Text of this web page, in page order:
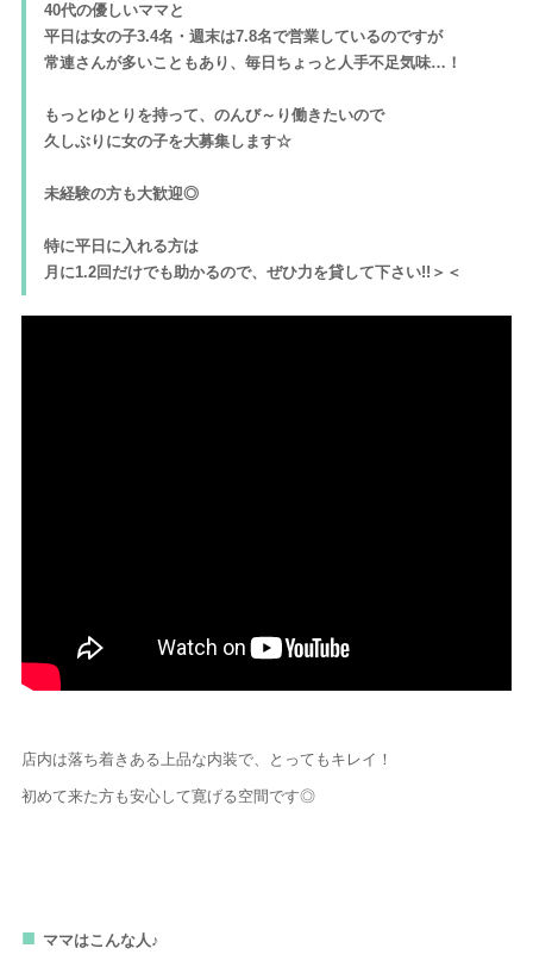
40代の優しいママと
平日は女の子3.4名・週末は7.8名で営業しているのですが
常連さんが多いこともあり、毎日ちょっと人手不足気味…！
もっとゆとりを持って、のんび～り働きたいので
久しぶりに女の子を大募集します☆
未経験の方も大歓迎◎
特に平日に入れる方は
月に1.2回だけでも助かるので、ぜひ力を貸して下さい!!＞＜
店内は落ち着きある上品な内装で、とってもキレイ！
初めて来た方も安心して寛げる空間です◎
ママはこんな人♪